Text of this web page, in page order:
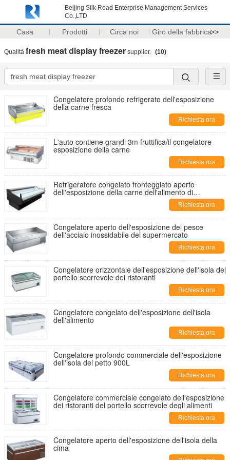
Beijing Silk Road Enterprise Management Services
Co.,LTD
Casa Prodotti Circa noi Giro della fabbrica>>
Qualità fresh meat display freezer supplier. (10)
Congelatore profondo refrigerato dell'esposizione
della carne fresca
Richiesta ora
L'auto contiene grandi 3m fruttifica/il congelatore
esposizione della carne
Richiesta ora
Refrigeratore congelato fronteggiato aperto
dell'esposizione della carne dell'alimento di
Richiesta ora
Congelatore aperto dell'esposizione del pesce
dell'acciaio inossidabile del supermercato
Richiesta ora
Congelatore orizzontale dell'esposizione dell'isola del
portello scorrevole dei ristoranti
Richiesta ora
Congelatore congelato dell'esposizione dell'isola
dell'alimento
Richiesta ora
Congelatore profondo commerciale dell'esposizione
dell'isola del petto 900L
Richiesta ora
Congelatore commerciale congelato dell'esposizione
dei ristoranti del portello scorrevole degli alimenti
Richiesta ora
Congelatore aperto dell'esposizione dell'isola della
cima